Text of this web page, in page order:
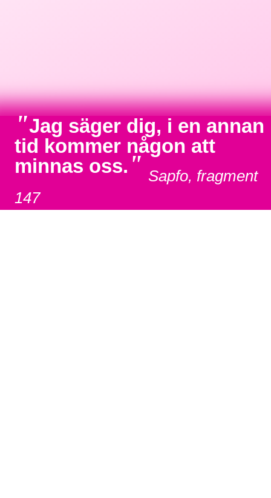
"Jag säger dig, i en annan
tid kommer någon att
minnas oss. " Sapfo, fragment
147